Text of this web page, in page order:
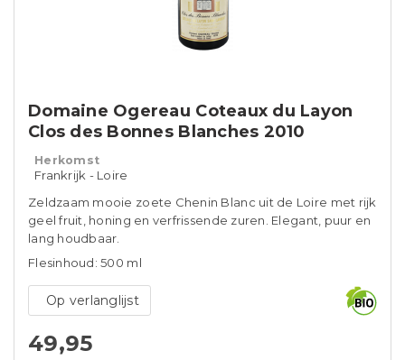
Domaine Ogereau Coteaux du Layon
Clos des Bonnes Blanches 2010
Herkomst
Frankrijk - Loire
Zeldzaam mooie zoete Chenin Blanc uit de Loire met rijk
geel fruit, honing en verfrissende zuren. Elegant, puur en
lang houdbaar.
Flesinhoud: 500 ml
Op verlanglijst
49,95